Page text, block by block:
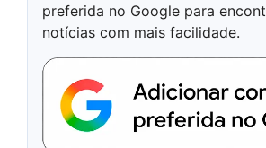
preferida no Google para
notícias com mais facilidade.